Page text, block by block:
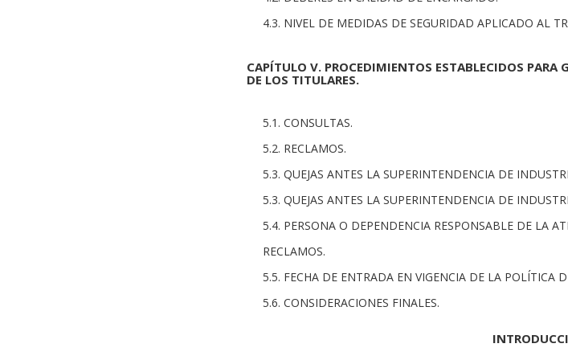
4.3. NIVEL DE MEDIDAS DE SEGURIDAD APLICADO AL
CAPÍTULO V. PROCEDIMIENTOS ESTABLECIDOS PARA
DE LOS TITULARES.
5.1. CONSULTAS.
5.2. RECLAMOS.
5.3. QUEJAS ANTES LA SUPERINTENDENCIA DE
5.3. QUEJAS ANTES LA SUPERINTENDENCIA DE
5.4. PERSONA O DEPENDENCIA RESPONSABLE DE LA
RECLAMOS.
5.5. FECHA DE ENTRADA EN VIGENCIA DE LA POLÍTICA
5.6. CONSIDERACIONES FINALES.